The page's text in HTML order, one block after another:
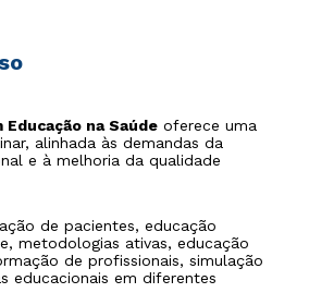
na Saúde oferece uma
alinhada às demandas da
e à melhoria da qualidade
de pacientes, educação
metodologias ativas, educação
de profissionais, simulação
educacionais em diferentes